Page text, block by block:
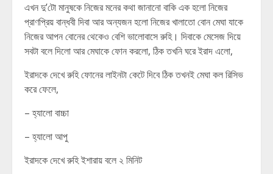
এখন দু’টো মানুষকে নিজের মনের কথা জানানো বাকি এক হলো নিজের
প্রাণপ্রিয় বান্ধবী দিবা আর অন্যজন হলো নিজের খালাতো বোন মেঘা যাকে
নিজের আপন বোনের থেকেও বেশি ভালোবাসে রুহি। দিবাকে মেসেজ দিয়ে
সবটা বলে দিলো আর মেঘাকে ফোন করলো, ঠিক তখনি ঘরে ইরাদ এলো,
ইরাদকে দেখে রুহি ফোনের লাইনটা কেটে দিবে ঠিক তখনই মেঘা কল রিসিভ
করে ফেলে,
– হ্যালো বাচ্চা
– হ্যালো আপু
ইরাদকে দেখে রুহি ইশারায় বলে ২ মিনিট